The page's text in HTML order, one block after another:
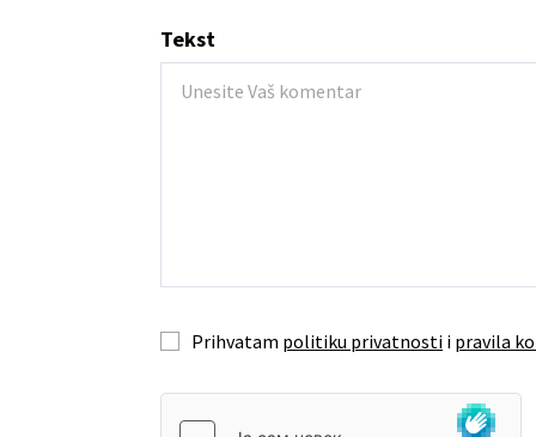
Tekst
Prihvatam politiku privatnosti i pravila